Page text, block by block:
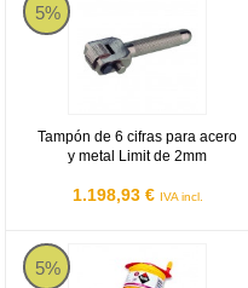
5%
Tampón de 6 cifras para acero
y metal Limit de 2mm
1.198,93 € IVA incl.
5%
Bobina Cuerda para Guía